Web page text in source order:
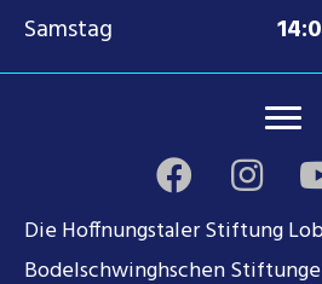
Samstag
Die Hoffnungstaler Stiftung
Bodelschwinghschen